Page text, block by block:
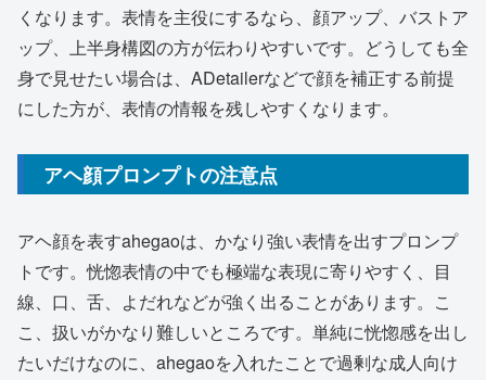
くなります。表情を主役にするなら、顔アップ、バストア
ップ、上半身構図の方が伝わりやすいです。どうしても全
身で見せたい場合は、ADetailerなどで顔を補正する前提
にした方が、表情の情報を残しやすくなります。
アヘ顔プロンプトの注意点
アヘ顔を表すahegaoは、かなり強い表情を出すプロンプ
トです。恍惚表情の中でも極端な表現に寄りやすく、目
線、口、舌、よだれなどが強く出ることがあります。こ
こ、扱いがかなり難しいところです。単純に恍惚感を出し
たいだけなのに、ahegaoを入れたことで過剰な成人向け